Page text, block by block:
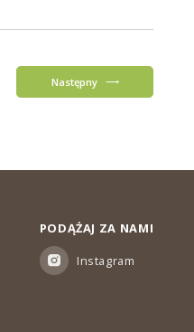
Następny
PODĄŻAJ ZA NAMI
Instagram